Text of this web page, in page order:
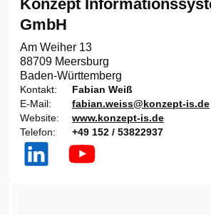
Konzept
GmbH
Am Weiher 13
88709 Meersburg
Baden-Württemberg
Kontakt
Fabian Weiß
E-Mail
fabian.weiss@konzept-is.de
Website
www.konzept-is.de
Telefon
+49 152 / 53822937